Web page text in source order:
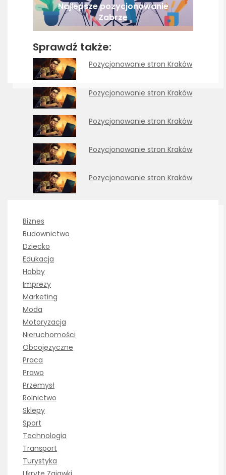
Najlepsze pozycjonowanie
Zabrze
Sprawdź także:
Pozycjonowanie stron Kraków
Pozycjonowanie stron Kraków
Pozycjonowanie stron Kraków
Pozycjonowanie stron Kraków
Pozycjonowanie stron Kraków
Biznes
Budownictwo
Dziecko
Edukacja
Hobby
Imprezy
Marketing
Moda
Motoryzacja
Nieruchomości
Obcojęzyczne
Praca
Prawo
Przemysł
Rolnictwo
Sklepy
Sport
Technologia
Transport
Turystyka